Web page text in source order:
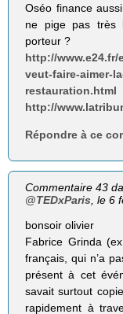
Oséo finance
ne pige pas très
porteur ?
http://www.e24.fr/
veut-faire-aimer-
restauration.html
http://
Répondre à ce
Commentaire 43
@TEDxParis , le 6
bonsoir olivier
Fabrice Grinda
français, qui n’a
présent à cet
savait surtout
rapidement à